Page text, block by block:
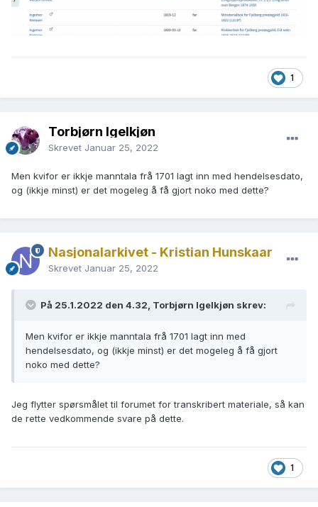
1
Torbjørn Igelkjøn
Skrevet Januar 25, 2022
Men kvifor er ikkje manntala frå 1701 lagt inn med hendelsesdato,
og (ikkje minst) er det mogeleg å få gjort noko med dette?
Nasjonalarkivet - Kristian Hunskaar
Skrevet Januar 25, 2022
På 25.1.2022 den 4.32, Torbjørn Igelkjøn skrev:
Men kvifor er ikkje manntala frå 1701 lagt inn med
hendelsesdato, og (ikkje minst) er det mogeleg å få gjort
noko med dette?
Jeg flytter spørsmålet til forumet for transkribert materiale, så kan
de rette vedkommende svare på dette.
1